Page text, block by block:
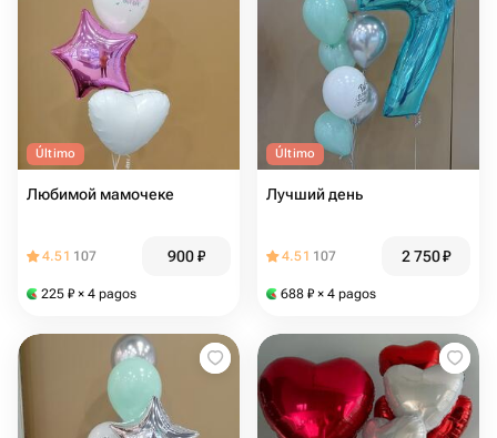
Último
Любимой мамочеке
4.51 107 900₽
225 ₽ × 4 pagos
Último
Лучший день
4.51 107 2 750₽
688 ₽ × 4 pagos